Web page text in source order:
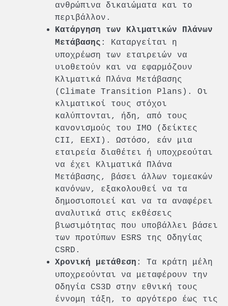
ανθρώπινα δικαιώματα και το
περιβάλλον.
Κατάργηση των Κλιματικών Πλάνων
Μετάβασης : Καταργείται η
υποχρέωση των εταιρειών να
υιοθετούν και να εφαρμόζουν
Κλιματικά Πλάνα Μετάβασης
(Climate Transition Plans). Οι
κλιματικοί τους στόχοι
καλύπτονται, ήδη, από τους
κανονισμούς του IMO (δείκτες
CII, EEXI). Ωστόσο, εάν μια
εταιρεία διαθέτει ή υποχρεούται
να έχει Κλιματικά Πλάνα
Μετάβασης, βάσει άλλων τομεακών
κανόνων, εξακολουθεί να τα
δημοσιοποιεί και να τα αναφέρει
αναλυτικά στις εκθέσεις
βιωσιμότητας που υποβάλλει βάσει
των προτύπων ESRS της Οδηγίας
CSRD.
Χρονική μετάθεση : Τα κράτη μέλη
υποχρεούνται να μεταφέρουν την
Οδηγία CS3D στην εθνική τους
έννομη τάξη, το αργότερο έως τις